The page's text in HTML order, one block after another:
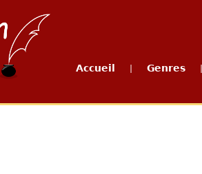
Accueil Genres